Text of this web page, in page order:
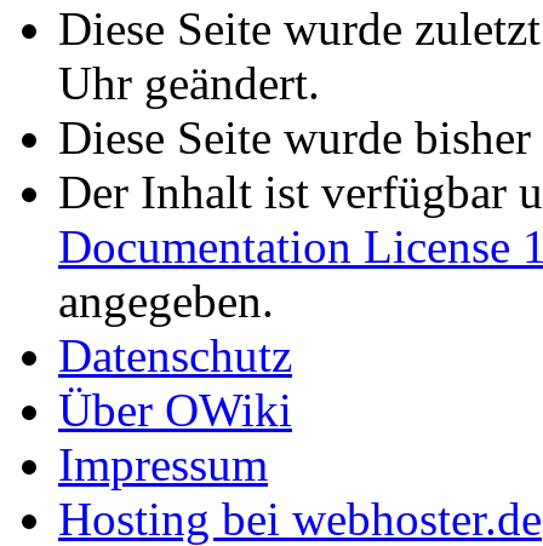
Diese Seite wurde
Uhr geändert.
Diese Seite wurde
Der Inhalt ist verfügbar
Documentation License
angegeben.
Datenschutz
Über OWiki
Impressum
Hosting bei webhoster.de